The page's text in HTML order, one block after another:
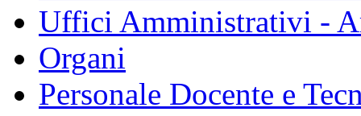
Uffici Amministrativi -
Organi
Personale Docente e